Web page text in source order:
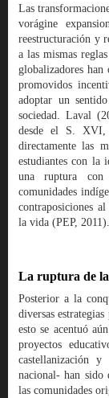
Las
vorágine
reestructuración y
a las mismas
globalizadores han
promovidos
adoptar un
sociedad. Laval
desde el S. XVI,
directamente las
estudiantes con la
una ruptura con
comunidades
contraposiciones
la vida (PEP, 2011).
La ruptura de
Posterior a la
diversas
esto se acentuó
proyectos
castellanización
nacional- han sido
las comunidades